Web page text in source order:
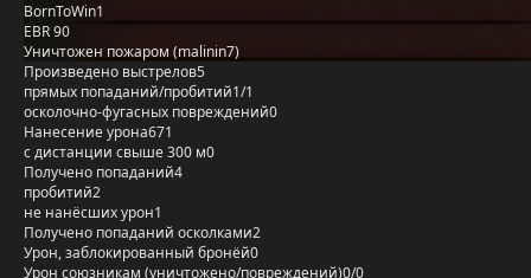
BornToWin1
EBR 90
Уничтожен пожаром (malinin7)
Произведено выстрелов5
прямых попаданий/пробитий1/1
осколочно-фугасных повреждений0
Нанесение урона671
с дистанции свыше 300 м0
Получено попаданий4
пробитий2
не нанёсших урон1
Получено попаданий осколками2
Урон, заблокированный бронёй0
Урон союзникам (уничтожено/повреждений)0/0